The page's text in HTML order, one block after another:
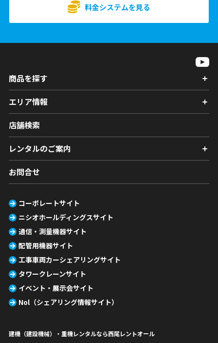
料金システムを見る
商品を探す
エリア情報
店舗検索
レンタルのご案内
お問合せ
コーポレートサイト
ニシオホールディングスサイト
通信・測量機器サイト
配管用機器サイト
工事車両カーシェアリングサイト
タワークレーンサイト
イベント・展示会サイト
Nol（シェアリング情報サイト）
建機（建設機械）・重機レンタルなら西尾レントオール